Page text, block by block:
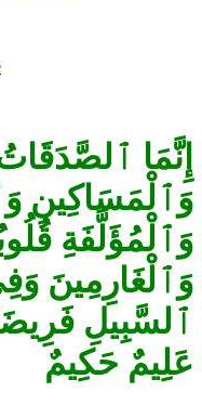
إِنَّمَا
وَٱلْمَسَاكِينِ
وَٱلْمُؤَلَّفَةِ
وَٱلْغَارِمِينَ
ٱلسَّبِيلِ
عَلِيمٌ حَكِيمٌ